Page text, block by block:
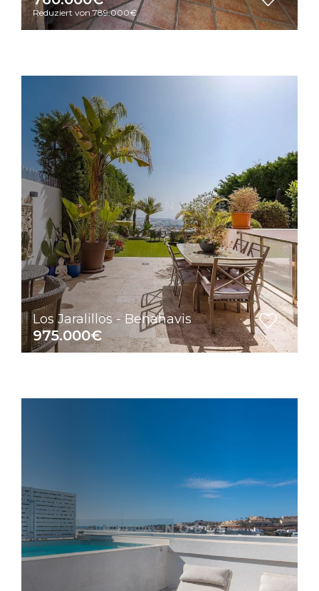
Reduziert von 789.000€
Los Jaralillos - Benahavis
975.000€